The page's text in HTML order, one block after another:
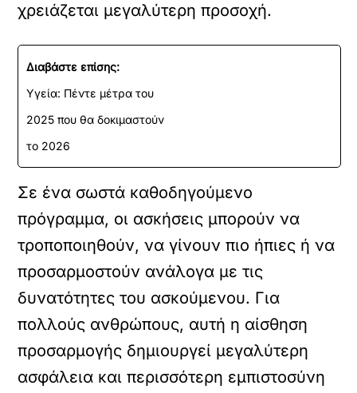
χρειάζεται μεγαλύτερη προσοχή.
Διαβάστε επίσης:
Υγεία: Πέντε μέτρα του
2025 που θα δοκιμαστούν
το 2026
Σε ένα σωστά καθοδηγούμενο
πρόγραμμα, οι ασκήσεις μπορούν να
τροποποιηθούν, να γίνουν πιο ήπιες ή να
προσαρμοστούν ανάλογα με τις
δυνατότητες του ασκούμενου. Για
πολλούς ανθρώπους, αυτή η αίσθηση
προσαρμογής δημιουργεί μεγαλύτερη
ασφάλεια και περισσότερη εμπιστοσύνη